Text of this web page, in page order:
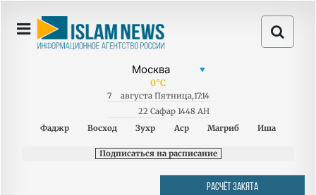
0°C
7 августа Пятница,17:14
22 Сафар 1448 AH
Фаджр
Восход Зухр Аср Магриб Иша
Подписаться на расписание
РАСЧЁТ ЗАКЯТА